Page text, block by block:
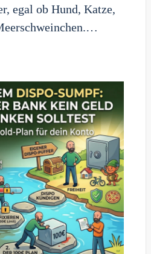
egal ob Hund, Katze,
Warum
du
für
den
Tierarzt
eine
Rücklage
brauchst
(oder
direkt